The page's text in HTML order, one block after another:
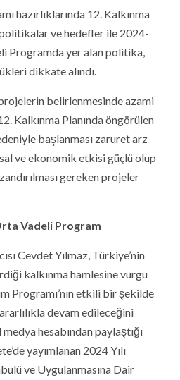
hazırlıklarında 12. Kalkınma
ve hedefler ile 2024-
Programda yer alan politika,
dikkate alındı.
belirlenmesinde azami
Kalkınma Planında öngörülen
başlanması zaruret arz
ve ekonomik etkisi güçlü olup
gereken projeler
Vadeli Program
Cevdet Yılmaz, Türkiye’nin
kalkınma hamlesine vurgu
Programı’nın etkili bir şekilde
devam edileceğini
hesabından paylaştığı
yayımlanan 2024 Yılı
ve Uygulanmasına Dair